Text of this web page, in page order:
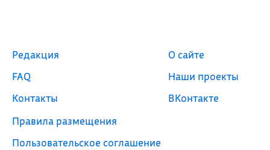
Редакция
FAQ
Контакты
Правила размещения
Пользовательское соглашение
О сайте
Наши проекты
ВКонтакте